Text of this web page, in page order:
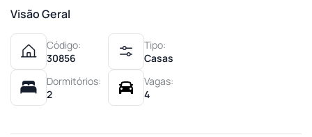
Visão Geral
Código:
30856
Tipo:
Casas
Dormitórios:
2
Vagas:
4